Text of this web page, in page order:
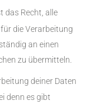
das Recht, alle
die Verarbeitung
an einen
zu übermitteln.
deiner Daten
denn es gibt